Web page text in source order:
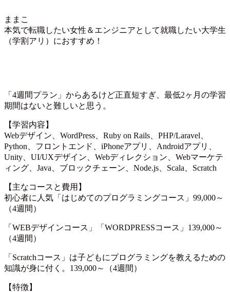
ままこ
本気で転職したい女性＆エンジニアとして就職したい大学生
（学割アリ）におすすめ！
「4週間プラン」からあるけど正直短すぎ、最低2ヶ月の学習
期間はないと難しいと思う。
【学習内容】
Webデザイン、WordPress、Ruby on Rails、PHP/Laravel、
Python、フロントエンド、iPhoneアプリ、Androidアプリ、
Unity、UI/UXデザイン、Webディレクション、Webマーケテ
ィング、Java、ブロックチェーン、Node.js、Scala、Scratch
【主なコースと費用】
初心者に人気「はじめてのプログラミングコース」99,000～
（4週間）
「WEBデザインコース」「WORDPRESSコース」139,000～
（4週間）
「Scratchコース」は子どもにプログラミングを教えるための
知識が身に付く。139,000～（4週間）
【特徴】